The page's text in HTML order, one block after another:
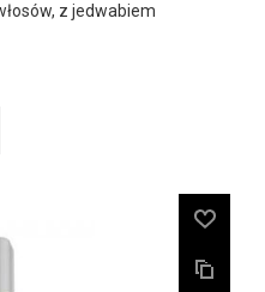
z jedwabiem